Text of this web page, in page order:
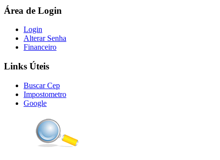
Área de Login
Login
Alterar Senha
Financeiro
Links Úteis
Buscar Cep
Impostometro
Google